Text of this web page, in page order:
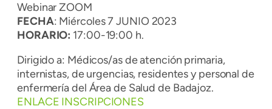
Webinar ZOOM
FECHA: Miércoles 7 JUNIO 2023
HORARIO: 17:00-19:00 h.
Dirigido a: Médicos/as de atención primaria,
internistas, de urgencias, residentes y personal de
enfermería del Área de Salud de Badajoz.
ENLACE INSCRIPCIONES